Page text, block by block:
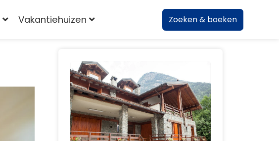
Vakantiehuizen Zoeken & boeken